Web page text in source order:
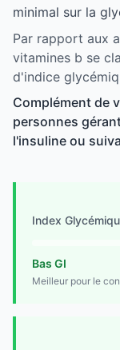
minimal sur la
Par rapport aux
vitamines b se
d'indice
Complément de
personnes
l'insuline ou
Index
Bas GI
Meilleur pour le